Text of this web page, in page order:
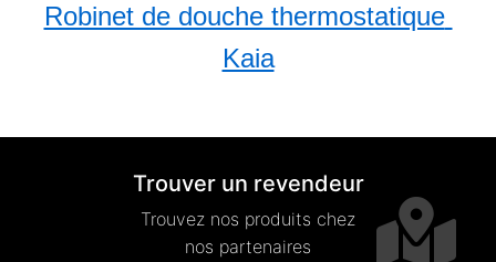
Robinet de douche thermostatique
Kaia
Trouver un revendeur
Trouvez nos produits chez
nos partenaires